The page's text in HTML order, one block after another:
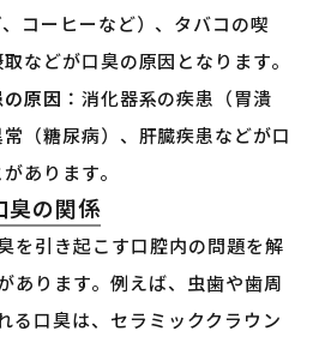
、コーヒーなど）、タバコの喫
などが口臭の原因となります。
原因 ：消化器系の疾患（胃潰
（糖尿病）、肝臓疾患などが口
あります。
臭の関係
を引き起こす口腔内の問題を解
あります。例えば、虫歯や歯周
る口臭は、セラミッククラウン